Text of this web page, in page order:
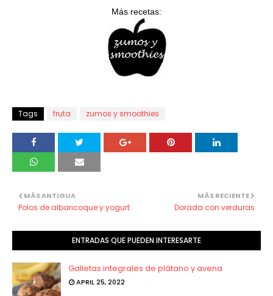
Más recetas:
Tags fruta zumos y smoothies
MÁS RECIENTE
Dorada con verduras
MÁS ANTIGUA
Polos de albaricoque y yogurt
ENTRADAS QUE PUEDEN INTERESARTE
Galletas integrales de plátano y avena
APRIL 25, 2022